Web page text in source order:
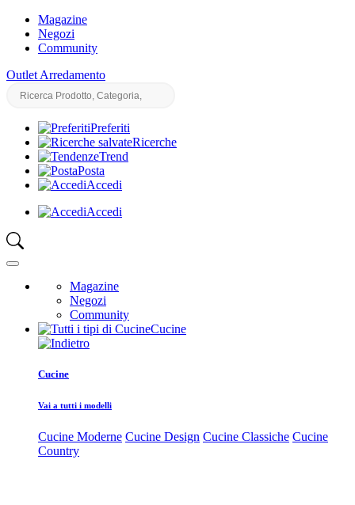
Magazine
Negozi
Community
Outlet Arredamento
Preferiti
Ricerche
Trend
Posta
Accedi
Accedi
Magazine
Negozi
Community
Cucine
Cucine
Vai a tutti i modelli
Cucine Moderne Cucine Design Cucine Classiche Cucine
Country